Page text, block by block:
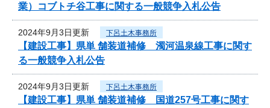
業）コブトチ谷工事に関する一般競争入札公告
2024年9月3日更新 下呂土木事務所
【建設工事】県単 舗装道補修 濁河温泉線工事に関す
る一般競争入札公告
2024年9月3日更新 下呂土木事務所
【建設工事】県単 舗装道補修 国道257号工事に関す